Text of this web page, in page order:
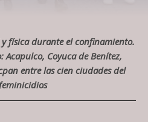
física durante el confinamiento.
Acapulco, Coyuca de Benítez,
entre las cien ciudades del